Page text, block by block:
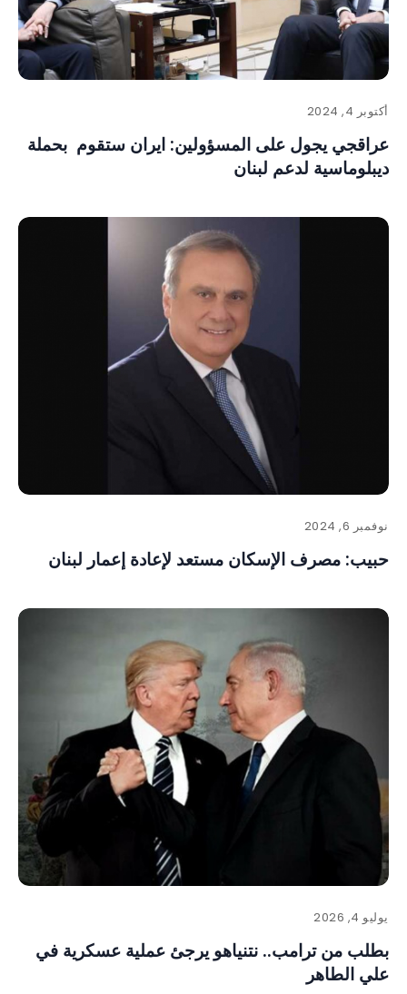
أكتوبر 4, 2024
عراقجي يجول على المسؤولين: ايران ستقوم بحملة
ديبلوماسية لدعم لبنان
نوفمبر 6, 2024
حبيب: مصرف الإسكان مستعد لإعادة إعمار لبنان
يوليو 4, 2026
بطلب من ترامب.. نتنياهو يرجئ عملية عسكرية في
علي الطاهر